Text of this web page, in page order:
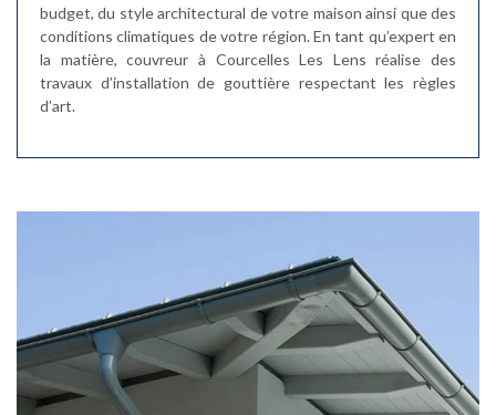
budget, du style architectural de votre maison ainsi que des
conditions climatiques de votre région. En tant qu’expert en
la matière, couvreur à Courcelles Les Lens réalise des
travaux d’installation de gouttière respectant les règles
d’art.